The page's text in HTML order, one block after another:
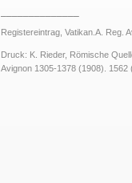
Registereintrag, Vatikan.A. Reg.
Druck: K. Rieder, Römische
Avignon 1305-1378 (1908). 1562